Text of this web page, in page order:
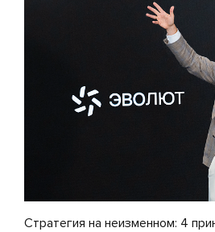
Стратегия на неизменном: 4